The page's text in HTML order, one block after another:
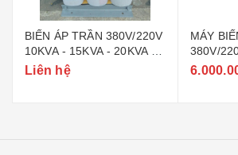
BIẾN ÁP TRẦN 380V/220V
10KVA - 15KVA - 20KVA -
30KVA - 40KVA - 50KVA -
Liên hệ
MÁY
380V/